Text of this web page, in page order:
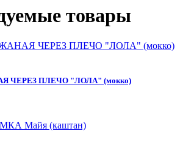
товары
ЧЕРЕЗ ПЛЕЧО "ЛОЛА" (мокко)